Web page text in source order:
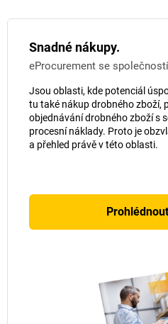
Snadné nákupy.
eProcurement se
Jsou oblasti, kde potenciál
tu také nákup drobného zboží,
objednávání drobného zboží s
procesní náklady. Proto je
a přehled právě v této oblasti.